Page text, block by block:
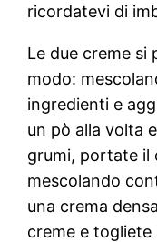
ricordatevi di
Le due creme si
modo:
ingredienti e
un pò alla volta
grumi, portate il
mescolando
una crema
creme e togliete